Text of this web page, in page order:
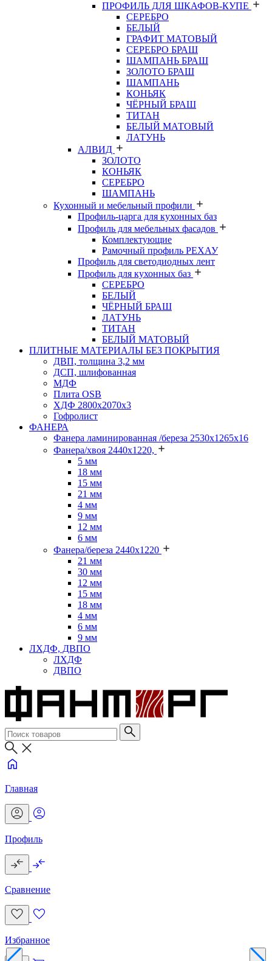
ПРОФИЛЬ ДЛЯ ШКАФОВ-КУПЕ
СЕРЕБРО
БЕЛЫЙ
ГРАФИТ МАТОВЫЙ
СЕРЕБРО БРАШ
ШАМПАНЬ БРАШ
ЗОЛОТО БРАШ
ШАМПАНЬ
КОНЬЯК
ЧЁРНЫЙ БРАШ
ТИТАН
БЕЛЫЙ МАТОВЫЙ
ЛАТУНЬ
АЛВИД
ЗОЛОТО
КОНЬЯК
СЕРЕБРО
ШАМПАНЬ
Кухонный и мебельный профили
Профиль-царга для кухонных баз
Профиль для мебельных фасадов
Комплектующие
Рамочный профиль РЕХАУ
Профиль для светодиодных лент
Профиль для кухонных баз
СЕРЕБРО
БЕЛЫЙ
ЧЁРНЫЙ БРАШ
ЛАТУНЬ
ТИТАН
БЕЛЫЙ МАТОВЫЙ
ПЛИТНЫЕ МАТЕРИАЛЫ БЕЗ ПОКРЫТИЯ
ДВП, толщина 3,2 мм
ДСП, шлифованная
МДФ
Плита OSB
ХДФ 2800х2070х3
Гофролист
ФАНЕРА
Фанера ламинированная /береза 2530х1265х16
Фанера/хвоя 2440х1220,
5 мм
18 мм
15 мм
21 мм
4 мм
9 мм
12 мм
6 мм
Фанера/береза 2440х1220
21 мм
30 мм
12 мм
15 мм
18 мм
4 мм
6 мм
9 мм
ЛХДФ, ДВПО
ЛХДФ
ДВПО
Главная
Профиль
Сравнение
Избранное